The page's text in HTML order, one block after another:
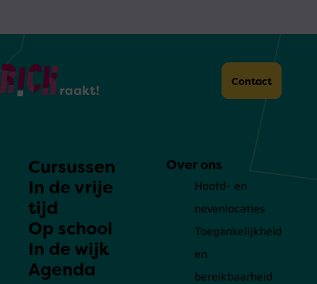
Contact
Cursussen
In de vrije
tijd
Op school
In de wijk
Agenda
Over ons
Hoofd- en
nevenlocaties
Toegankelijkheid
en
bereikbaarheid